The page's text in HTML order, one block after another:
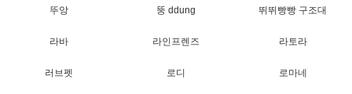
뚜앙 뚱 ddung 뛰뛰빵빵 구조대
라바 라인프렌즈 라토라
러브펫 로디 로마네